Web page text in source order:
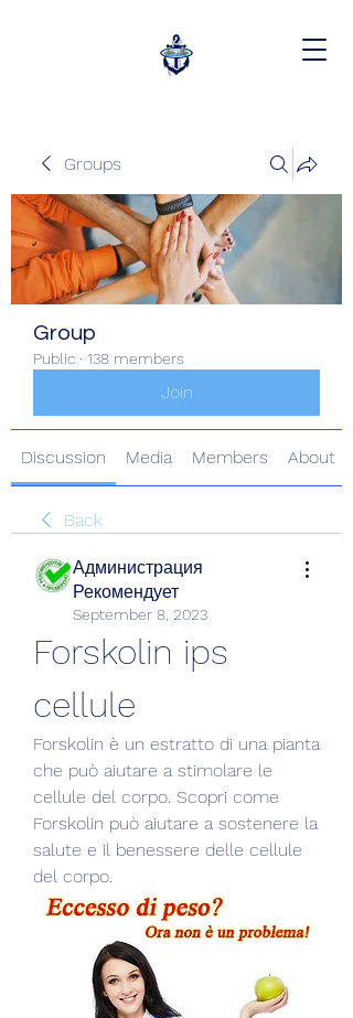
Groups
Group
Public · 138 members
Join
Discussion Media Members About
Back
Администрация
Рекомендует
September 8, 2023
Forskolin ips
cellule
Forskolin è un estratto di una pianta
che può aiutare a stimolare le
cellule del corpo. Scopri come
Forskolin può aiutare a sostenere la
salute e il benessere delle cellule
del corpo.